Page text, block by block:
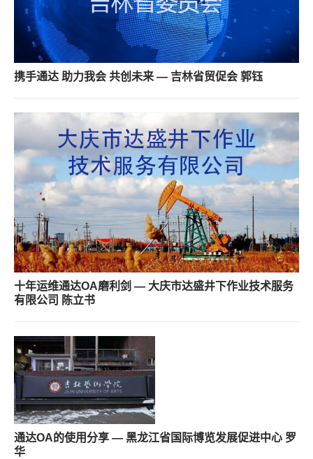
携手通达 助力我会 共创未来 — 吉林省贸促会 郭钰
十年运维通达OA磨利剑 — 大庆市达盛井下作业技术服务
有限公司 陈立书
通达OA的使用分享 — 黑龙江省国际博览发展促进中心 罗
华